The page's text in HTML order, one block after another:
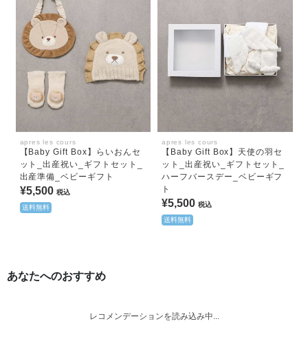
apres les cours
【Baby Gift Box】らいおんセ
ット_出産祝い_ギフトセット_
出産準備_ベビーギフト
¥5,500 税込
送料無料
apres les cours
【Baby Gift Box】天使の羽セ
ット_出産祝い_ギフトセット_
ハーフバースデー_ベビーギフ
ト
¥5,500 税込
送料無料
あなたへのおすすめ
レコメンデーションを読み込み中...